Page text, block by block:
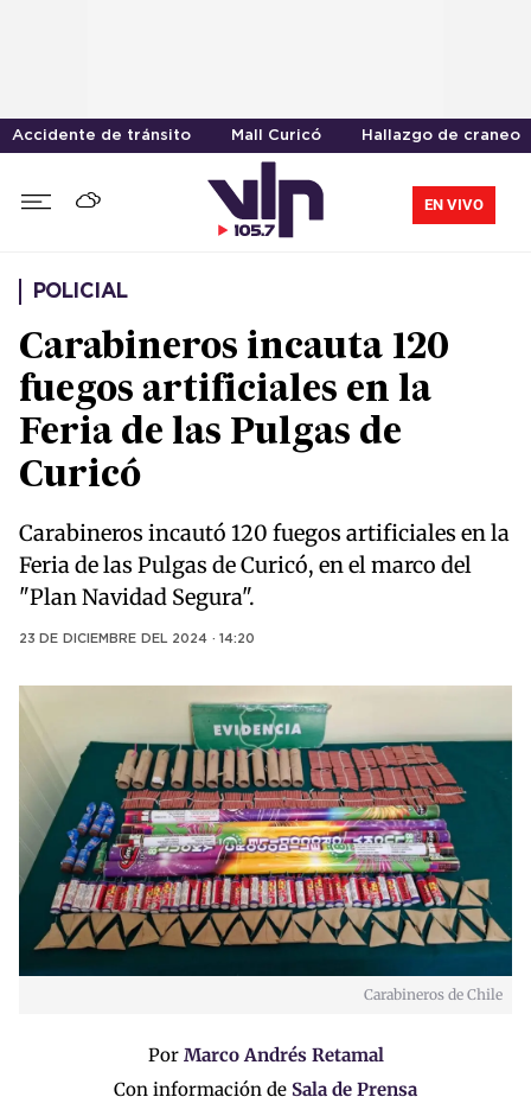
Accidente de tránsito Mall Curicó Hallazgo de craneo
EN VIVO
POLICIAL
Carabineros incauta 120
fuegos artificiales en la
Feria de las Pulgas de
Curicó
Carabineros incautó 120 fuegos artificiales en la
Feria de las Pulgas de Curicó, en el marco del
"Plan Navidad Segura".
23 DE DICIEMBRE DEL 2024 · 14:20
Carabineros de Chile
Por Marco Andrés Retamal
Con información de Sala de Prensa